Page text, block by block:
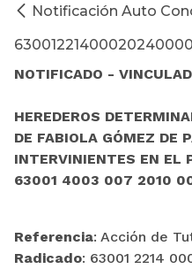
Notificación Auto
NOTIFICADO -
HEREDEROS
DE FABIOLA GÓMEZ DE
INTERVINIENTES EN EL
63001 4003 007 2010
Referencia: Acción de
Radicado: 63001 2214